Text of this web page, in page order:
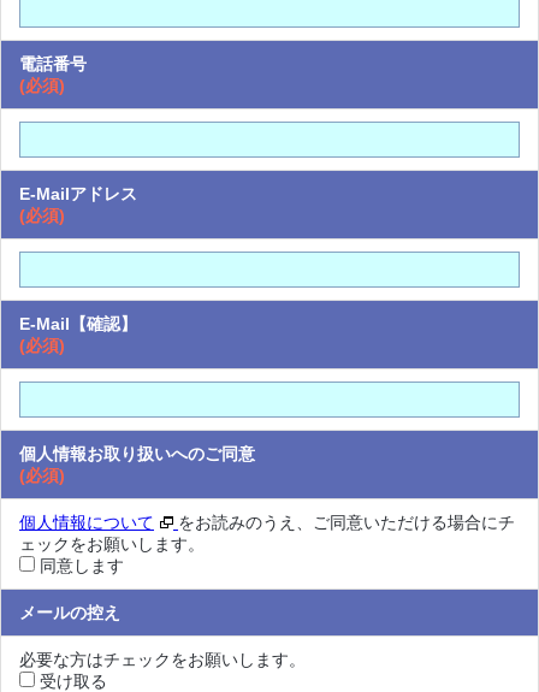
電話番号
(必須)
E-Mailアドレス
(必須)
E-Mail【確認】
(必須)
個人情報お取り扱いへのご同意
(必須)
個人情報について
をお読みのうえ、ご同意いただける場合にチ
ェックをお願いします。
同意します
メールの控え
必要な方はチェックをお願いします。
受け取る